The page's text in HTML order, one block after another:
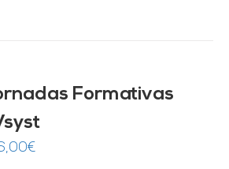
Formativas
€